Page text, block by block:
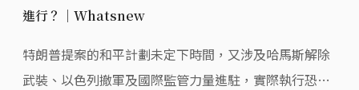
進行？｜Whatsnew
特朗普提案的和平計劃未定下時間，又涉及哈馬斯解除
武裝、以色列撤軍及國際監管力量進駐，實際執行恐怕